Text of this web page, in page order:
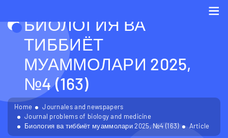
БИОЛОГИЯ ВА
ТИББИЁТ
МУАММОЛАРИ 2025,
№4 (163)
Home
Journales and newspapers
Journal problems of biology and medicine
Биология ва тиббиёт муаммолари 2025, №4 (163)
Article